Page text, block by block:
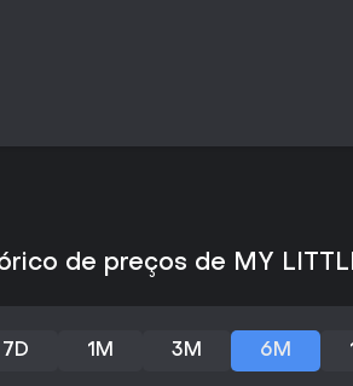
de preços de MY
7D 1M 3M 6M